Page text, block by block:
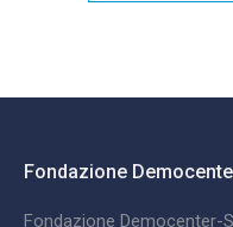
Fondazione
Fondazione Democenter-